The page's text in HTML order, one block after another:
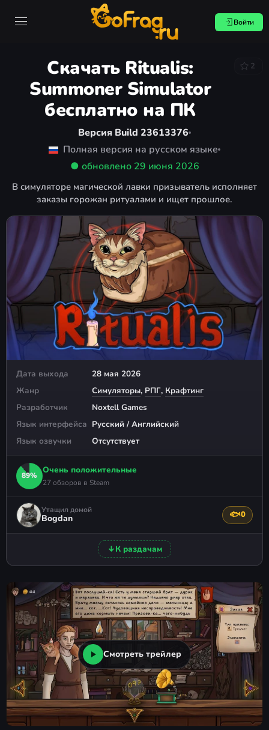
Войти
Скачать Ritualis:
Summoner Simulator
бесплатно на ПК
2
Версия Build 23613376
Полная версия на русском языке
● обновлено 29 июня 2026
В симуляторе магической лавки призыватель исполняет
заказы горожан ритуалами и ищет прошлое.
Дата выхода
28 мая 2026
Жанр
Симуляторы, РПГ, Крафтинг
Разработчик
Noxtell Games
Язык интерфейса Русский / Английский
Язык озвучки
Отсутствует
89%
Очень положительные
27 обзоров в Steam
Утащил домой
Bogdan 🐟0
↓К раздачам
Смотреть трейлер